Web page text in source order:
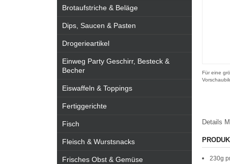
Für eine
Details
230g
Brotaufstriche & Beläge
Dips, Saucen & Pasten
Drogerieartikel
Einweg Party Geschirr, Besteck &
Becher
Eiswaffeln & Toppings
Fertiggerichte
Fisch
Fleisch & Wurstsnacks
Frisches Obst & Gemüse